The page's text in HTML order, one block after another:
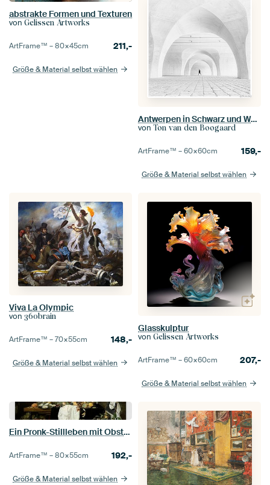
abstrakte Formen und Texturen
von Gelissen Artworks
ArtFrame™ –80×45cm 211,-
Größe & Material selbst wählen
Antwerpen in Schwarz und Weiß
von Ton van den Boogaard
ArtFrame™ –60×60cm 159,-
Größe & Material selbst wählen
Viva La Olympic
von 360brain
ArtFrame™ –70×55cm 148,-
Größe & Material selbst wählen
Glasskulptur
von Gelissen Artworks
ArtFrame™ –60×60cm 207,-
Größe & Material selbst wählen
Ein Pronk-Stillleben mit Obst, Austern und Hummern, Andries Benedetti
ArtFrame™ –80×55cm 192,-
Größe & Material selbst wählen